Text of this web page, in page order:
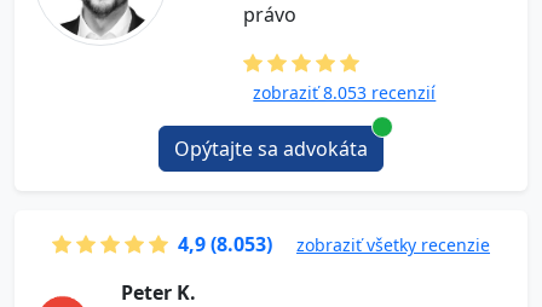
právo
zobraziť 8.053 recenzií
Opýtajte sa advokáta
4,9 (8.053) zobraziť všetky recenzie
P e t e r K.